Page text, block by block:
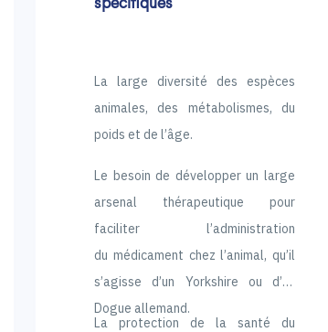
La large diversité des espèces
animales, des métabolismes, du
poids et de l’âge.
Le besoin de développer un large
arsenal thérapeutique pour
faciliter l’administration
du médicament chez l’animal, qu’il
s’agisse d’un Yorkshire ou d’un
Dogue allemand.
La protection de la santé du